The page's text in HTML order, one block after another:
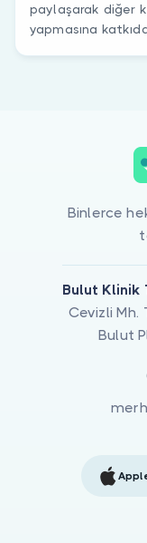
paylaşarak diğer
yapmasına
Binlerce
Bulut Klinik
Cevizli Mh.
Bulut